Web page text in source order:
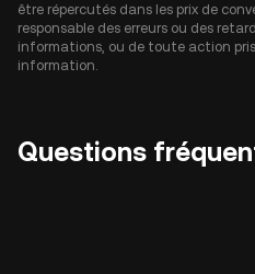
être répercutés dans les prix de
responsable des erreurs ou des
informations, ou de toute action
information.
Questions